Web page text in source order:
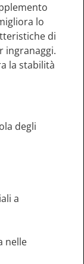
lo
di
ingranaggi.
la stabilità
degli
a
nelle